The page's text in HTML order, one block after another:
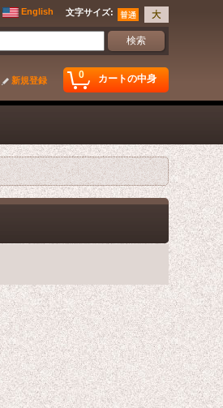
文字サイズ:
English
0 カートの中身
新規登録